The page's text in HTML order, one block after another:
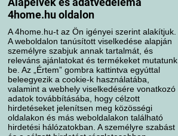
4home.hu oldalon
A 4home.hu-t az Ön igényei szerint alakítjuk.
A weboldalon tanúsított viselkedése alapján
személyre szabjuk annak tartalmát, és
releváns ajánlatokat és termékeket mutatunk
be. Az „Értem” gombra kattintva egyúttal
beleegyezik a cookie-k használatába,
valamint a webhely viselkedésére vonatkozó
adatok továbbításába, hogy célzott
hirdetéseket jelenítsen meg közösségi
oldalakon és más weboldalakon található
hirdetési hálózatokban. A személyre szabást
Szállítási módok
Fizetési módok